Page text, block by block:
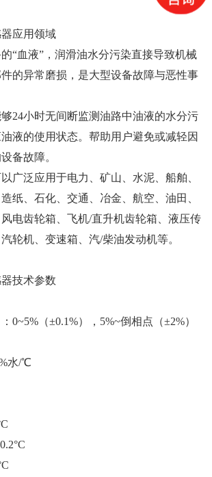
应用领域
“血液”，润滑油水分污染直接导致机械
的异常磨损，是大型设备故障与恶性事
24小时无间断监测油路中油液的水分污
液的使用状态。帮助用户避免或减轻因
备故障。
广泛应用于电力、矿山、水泥、船舶、
纸、石化、交通、冶金、航空、油田、
电齿轮箱、飞机/直升机齿轮箱、液压传
轮机、变速箱、汽/柴油发动机等。
技术参数
0~5%（±0.1%），5%~倒相点（±2%）
水/℃